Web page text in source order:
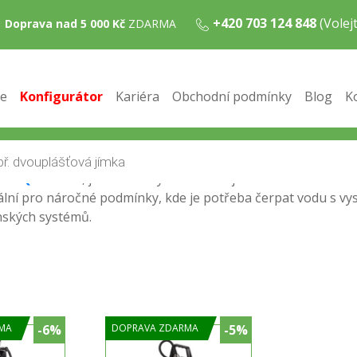
Doprava nad 5 000 Kč ZDARMA +420 703 124 848
Konfigurátor Kariéra Obchodní podmínky Blog
vod, kalů, splašků, a obsahů z septiků, což
řad PUMPA blue line a black line, která jsou vybavena
čerpaných kapalin až do 35° C a jsou navržena
s plovákovým spínačem a ovládací skříňkou, což
pro náročné podmínky, kde je potřeba čerpat vodu s
systémů.
-6% DOPRAVA ZDARMA -5%